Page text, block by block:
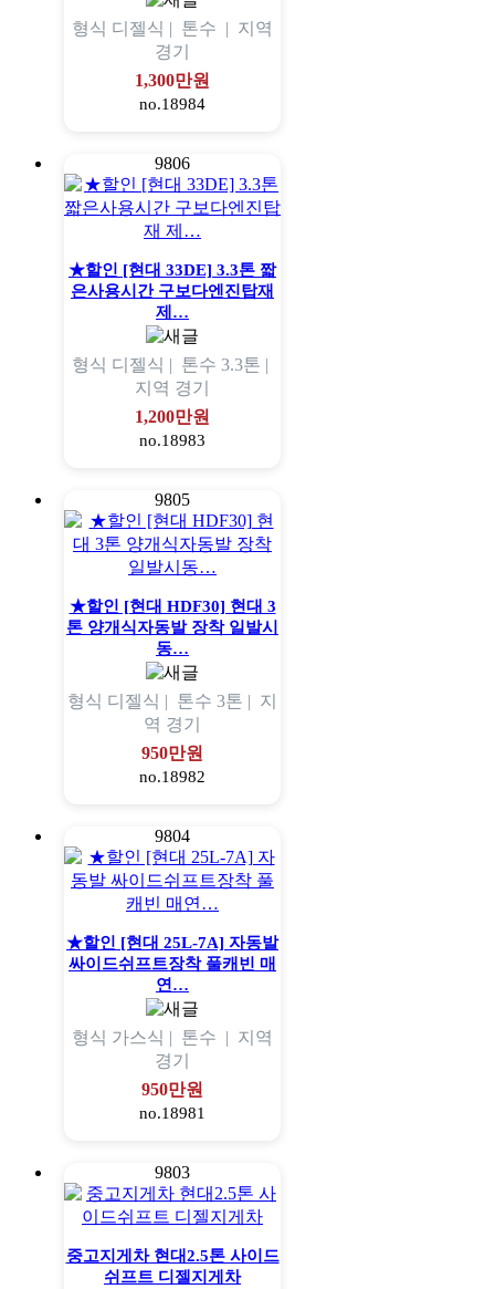
형식 디젤식 | 톤수 | 지역
경기
1,300만원
no.18984
9806
★할인 [현대 33DE] 3.3톤 짧
은사용시간 구보다엔진탑재
제…
형식 디젤식 | 톤수 3.3톤 |
지역 경기
1,200만원
no.18983
9805
★할인 [현대 HDF30] 현대 3
톤 양개식자동발 장착 일발시
동…
형식 디젤식 | 톤수 3톤 | 지
역 경기
950만원
no.18982
9804
★할인 [현대 25L-7A] 자동발
싸이드쉬프트장착 풀캐빈 매
연…
형식 가스식 | 톤수 | 지역
경기
950만원
no.18981
9803
중고지게차 현대2.5톤 사이드
쉬프트 디젤지게차